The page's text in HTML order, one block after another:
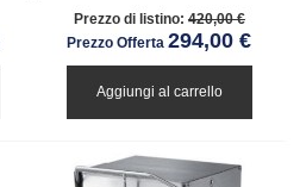
Prezzo di listino: 420,00 €
Prezzo Offerta 294,00 €
Aggiungi al carrello